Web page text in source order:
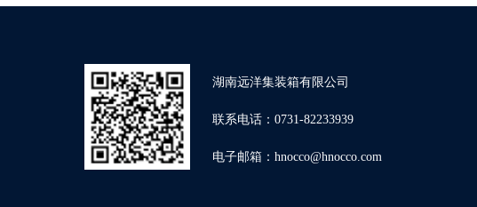
湖南远洋集装箱有限公司
联系电话：0731-82233939
电子邮箱：hnocco@hnocco.com